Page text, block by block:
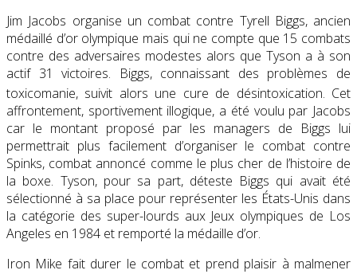
Jim Jacobs organise un combat contre Tyrell Biggs, ancien
médaillé d’or olympique mais qui ne compte que 15 combats
contre des adversaires modestes alors que Tyson a à son
actif 31 victoires. Biggs, connaissant des problèmes de
toxicomanie, suivit alors une cure de désintoxication. Cet
affrontement, sportivement illogique, a été voulu par Jacobs
car le montant proposé par les managers de Biggs lui
permettrait plus facilement d’organiser le combat contre
Spinks, combat annoncé comme le plus cher de l’histoire de
la boxe. Tyson, pour sa part, déteste Biggs qui avait été
sélectionné à sa place pour représenter les États-Unis dans
la catégorie des super-lourds aux Jeux olympiques de Los
Angeles en 1984 et remporté la médaille d’or.
Iron Mike fait durer le combat et prend plaisir à malmener